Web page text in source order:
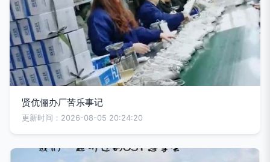
贤伉俪办厂苦乐事记
更新时间：2026-08-05 20:24:20